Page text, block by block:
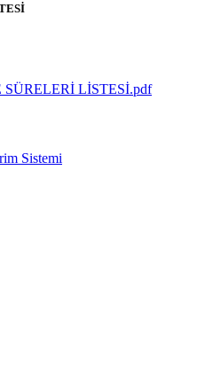
LİSTESİ.pdf
Sistemi